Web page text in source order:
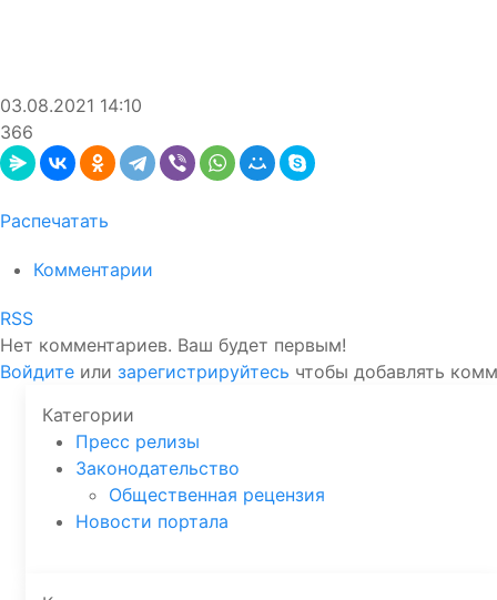
03.08.2021 14:10
366
Распечатать
Комментарии
RSS
Нет комментариев. Ваш будет первым!
Войдите или зарегистрируйтесь чтобы добавлять
Категории
Пресс релизы
Законодательство
Общественная рецензия
Новости портала